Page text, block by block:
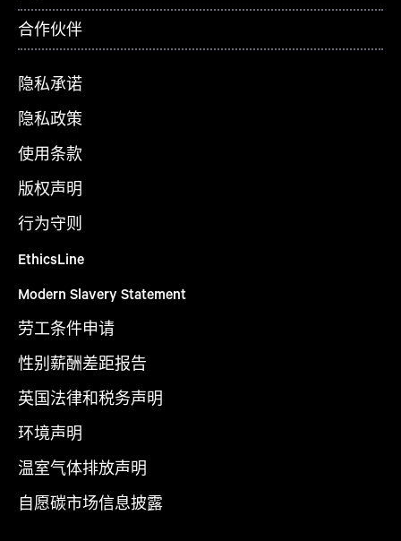
合作伙伴
隐私承诺
隐私政策
使用条款
版权声明
行为守则
EthicsLine
Modern Slavery Statement
劳工条件申请
性别薪酬差距报告
英国法律和税务声明
环境声明
温室气体排放声明
自愿碳市场信息披露